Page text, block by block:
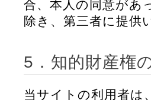
合、本人の同意があ
除き、第三者に提供
5．知的財産権
当サイトの利用者は